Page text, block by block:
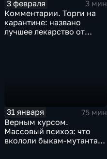
3 февраля
3 мин
Комментарии. Торги на
карантине: названо
лучшее лекарство от
31 января
75 мин
Верным курсом.
Массовый психоз: что
вкололи быкам-мутантам,